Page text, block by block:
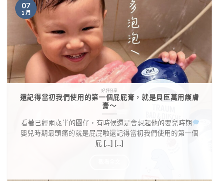
好評分享
還記得當初我們使用的第一個屁屁膏，就是貝臣萬用護膚
膏～
​ 看著已經兩歲半的圓仔，有時候還是會想起他的嬰兒時期
嬰兒時期最頭痛的就是屁屁啦還記得當初我們使用的第一個
屁 [...] [...]
07
1 月